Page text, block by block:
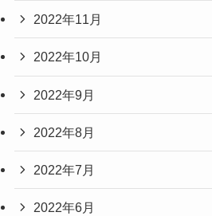
2022年11月
2022年10月
2022年9月
2022年8月
2022年7月
2022年6月